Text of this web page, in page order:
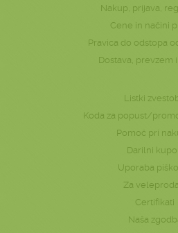
Nakup, prijava,
Cene in načini
Pravica do odstopa
Dostava, prevzem
Listki
Koda za popust/
Pomoč pri
Darilni
Uporaba
Za
Certifikati
Naša